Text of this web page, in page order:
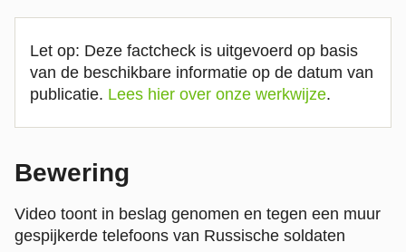
Let op: Deze factcheck is uitgevoerd op basis
van de beschikbare informatie op de datum van
publicatie. Lees hier over onze werkwijze.
Bewering
Video toont in beslag genomen en tegen een muur
gespijkerde telefoons van Russische soldaten